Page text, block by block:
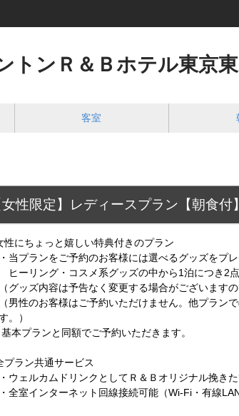
トンＲ＆Ｂホテル東京東
客室
女性限定】レディースプラン【朝食付】
性にちょっと嬉しい特典付きのプラン
当プランをご予約のお客様には選べるグッズをプレ
ーリング・コスメ系グッズの中から1泊につき2点
グッズ内容は予告なく変更する場合がございますの
男性のお客様はご予約いただけません。他プラン
。）
基本プランと同額でご予約いただきます。
プラン共通サービス
ウェルカムドリンクとしてＲ＆Ｂオリジナル挽きた
全室インターネット回線接続可能（Wi-Fi・有線LAN